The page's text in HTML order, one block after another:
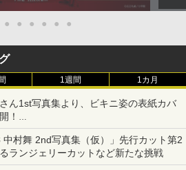
● ● ● ● ● ●
1週間 1カ月
ん1st写真集より、ビキニ姿の表紙カバ
！
フコート）」に決定
中村舞 2nd写真集（仮）」先行カット第2
ランジェリーカットなど新たな挑戦